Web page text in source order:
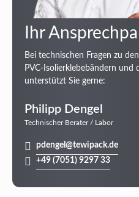
Ihr
Bei technischen Fragen zu
PVC-Isolierklebebändern und
unterstützt Sie gerne:
Philipp Dengel
Technischer Berater / Labor
pdengel@tewipack.de
+49 (7051) 9297 33